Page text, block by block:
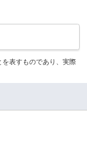
表すものであり、実際